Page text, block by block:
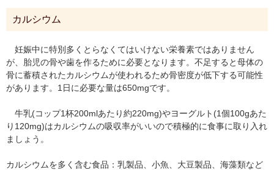
カルシウム
妊娠中に特別多くとらなくてはいけない栄養素ではありません
が、胎児の骨や歯を作るために必要となります。不足すると母体の
骨に蓄積されたカルシウムが使われるため骨密度が低下する可能性
があります。1日に必要な量は650mgです。
牛乳(コップ1杯200mlあたり約220mg)やヨーグルト(1個100gあた
り120mg)はカルシウムの吸収率がいいので積極的に食事に取り入れ
ましょう。
カルシウムを多く含む食品：乳製品、小魚、大豆製品、海藻類など